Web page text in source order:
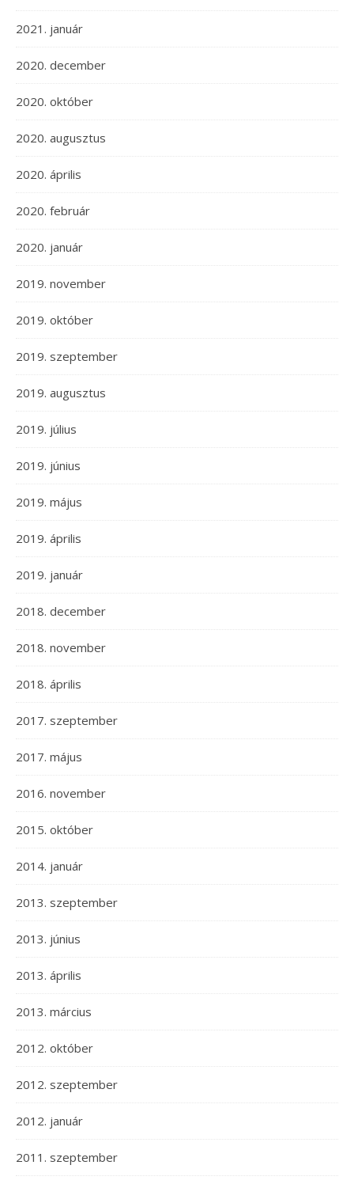
2021. január
2020. december
2020. október
2020. augusztus
2020. április
2020. február
2020. január
2019. november
2019. október
2019. szeptember
2019. augusztus
2019. július
2019. június
2019. május
2019. április
2019. január
2018. december
2018. november
2018. április
2017. szeptember
2017. május
2016. november
2015. október
2014. január
2013. szeptember
2013. június
2013. április
2013. március
2012. október
2012. szeptember
2012. január
2011. szeptember